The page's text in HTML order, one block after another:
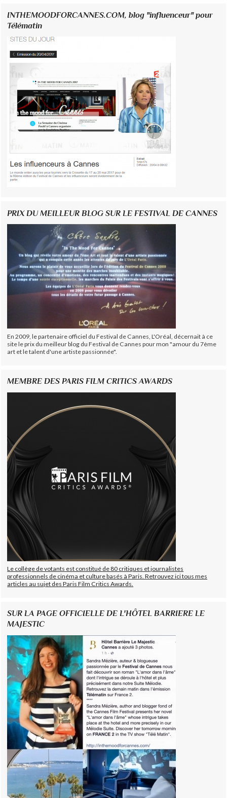
INTHEMOODFORCANNES.COM, blog "influenceur" pour
Télématin
PRIX DU MEILLEUR BLOG SUR LE FESTIVAL DE CANNES
En 2009, le partenaire officiel du Festival de Cannes, L'Oréal, décernait à ce
site le prix du meilleur blog du Festival de Cannes pour mon "amour du 7ème
art et le talent d'une artiste passionnée".
MEMBRE DES PARIS FILM CRITICS AWARDS
Le collège de votants est constitué de 80 critiques et journalistes
professionnels de cinéma et culture basés à Paris. Retrouvez ici tous mes
articles au sujet des Paris Film Critics Awards.
SUR LA PAGE OFFICIELLE DE L'HÔTEL BARRIERE LE
MAJESTIC